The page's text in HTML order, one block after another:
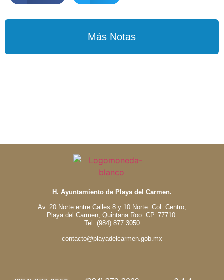
Más Notas
H. Ayuntamiento de Playa del Carmen.
Av. 20 Norte entre Calles 8 y 10 Norte. Col. Centro,
Playa del Carmen, Quintana Roo. CP. 77710.
Tel. (984) 877 3050
contacto@playadelcarmen.gob.mx